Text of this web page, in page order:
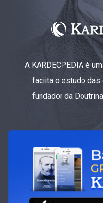
A KARDECPEDIA é
faciita o estudo das
fundador da